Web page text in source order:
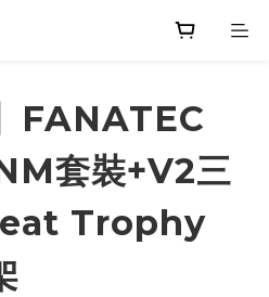
FANATEC
套裝+V2三
Trophy